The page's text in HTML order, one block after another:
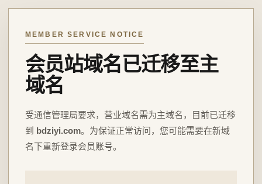
MEMBER SERVICE NOTICE
会员站域名已迁移至主
域名
受通信管理局要求，营业域名需为主域名，目前已迁移
到 bdziyi.com。为保证正常访问，您可能需要在新域
名下重新登录会员账号。